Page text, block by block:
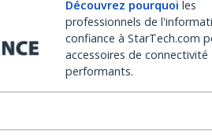
Découvrez pourquoi les
professionnels de
confiance à StarTech.com
accessoires de connectivité
performants.